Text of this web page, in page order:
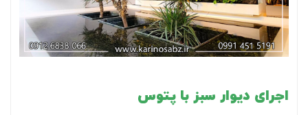
اجرای دیوار سبز با پتوس